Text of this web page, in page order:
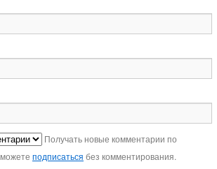
Получать новые комментарии по
подписаться без комментирования.